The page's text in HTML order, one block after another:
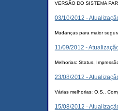
VERSÃO DO SISTEMA
03/10/2012 -
Mudanças para maior
11/09/2012 -
Melhorias: Status,
23/08/2012 -
Várias melhorias: O.S.,
15/08/2012 -